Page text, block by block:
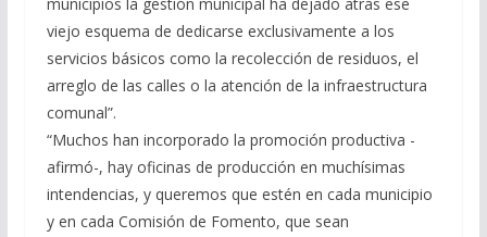
viejo esquema de dedicarse exclusivamente a los
servicios básicos como la recolección de residuos, el
arreglo de las calles o la atención de la infraestructura
comunal”.
“Muchos han incorporado la promoción productiva -
afirmó-, hay oficinas de producción en muchísimas
intendencias, y queremos que estén en cada municipio
y en cada Comisión de Fomento, que sean